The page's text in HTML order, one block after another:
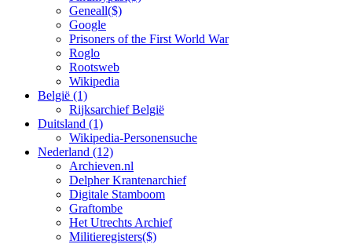
Geneall($)
Google
Prisoners of the First World War
Roglo
Rootsweb
Wikipedia
België (1)
Rijksarchief België
Duitsland (1)
Wikipedia-Personensuche
Nederland (12)
Archieven.nl
Delpher Krantenarchief
Digitale Stamboom
Graftombe
Het Utrechts Archief
Militieregisters($)